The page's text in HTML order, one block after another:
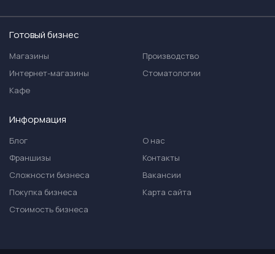
Готовый бизнес
Магазины
Интернет-магазины
Кафе
Производство
Стоматологии
Информация
Блог
Франшизы
Сложности бизнеса
Покупка бизнеса
Стоимость бизнеса
О нас
Контакты
Вакансии
Карта сайта